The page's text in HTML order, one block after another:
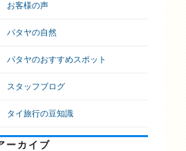
お客様の声
パタヤの自然
パタヤのおすすめスポット
スタッフブログ
タイ旅行の豆知識
ーカイブ